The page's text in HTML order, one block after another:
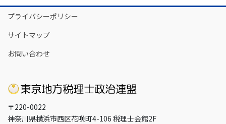
イ
ブ
プライバシーポリシー
サイトマップ
お問い合わせ
〒220-0022
神奈川県横浜市西区花咲町4-106 税理士会館2F